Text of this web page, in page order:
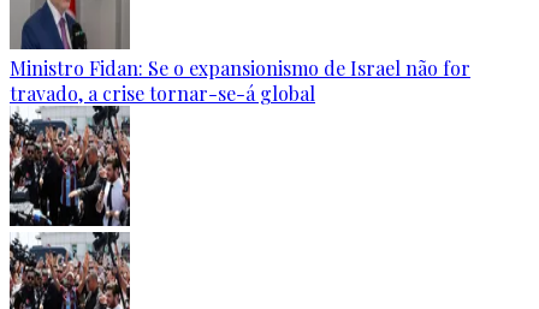
Ministro Fidan: Se o expansionismo de Israel não for
travado, a crise tornar-se-á global